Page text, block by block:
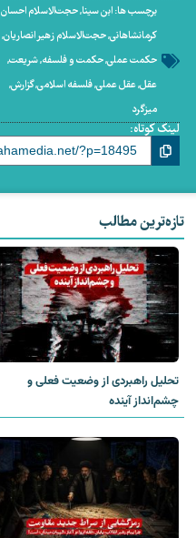
برچسب ها:ابن سینا,حجت‌الاسلام احسان
کرمانشاهانی,حجت‌الاسلام زهیر انصاریان,
حکمت عملی,حکمت و فلسفه,شریعت,
عقل,عقل عملی,فلسفه اسلامی,گزارش,
میزگرد
لینک کوتاه:
تازه‌ترین مطالب
تحلیل راهبردی از وضعیت فعلی و
چشم‌انداز آینده